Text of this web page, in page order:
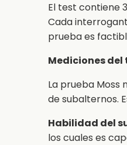
El test contiene
Cada
prueba es
Mediciones del
La prueba Moss
de subalternos.
Habilidad del
los cuales es